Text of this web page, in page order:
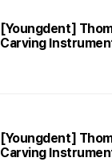
[Youngdent]
Carving
[Youngdent]
Carving